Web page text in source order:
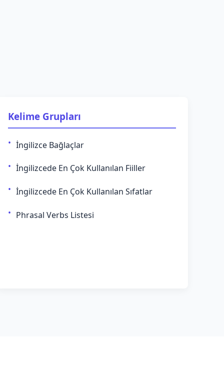
Kelime Grupları
İngilizce Bağlaçlar
İngilizcede En Çok Kullanılan Fiiller
İngilizcede En Çok Kullanılan Sıfatlar
Phrasal Verbs Listesi